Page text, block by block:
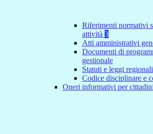
Riferimenti normativi
attività 3
Atti amministrativi
Documenti di
gestionale
Statuti e leggi regionali
Codice disciplinare e
Oneri informativi per